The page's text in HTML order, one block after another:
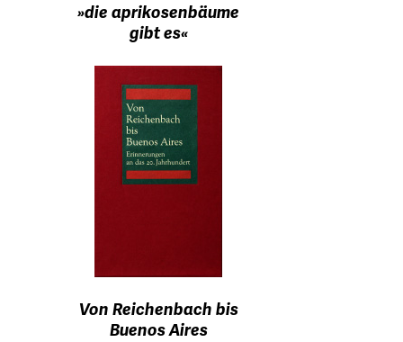
»die aprikosenbäume
gibt es«
Von Reichenbach bis
Buenos Aires